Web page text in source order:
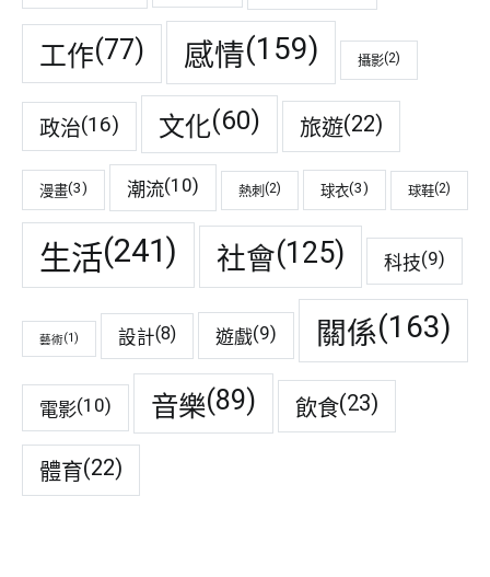
工作(77) 感情(159) 攝影(2)
政治(16) 文化(60) 旅遊(22)
漫畫(3) 潮流(10) 熱刺 (2) 球衣(3) 球鞋(2)
生活(241) 社會(125) 科技(9)
藝術(1) 設計(8) 遊戲(9) 關係(163)
電影(10) 音樂(89) 飲食(23)
體育(22)